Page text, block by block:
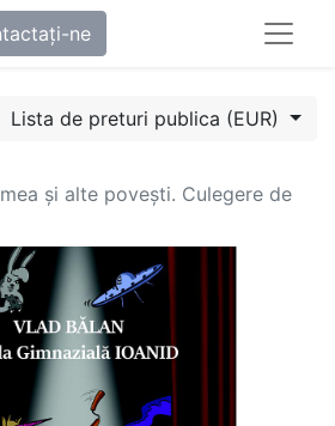
ne
Lista de preturi publica (EUR)
și alte povești. Culegere de